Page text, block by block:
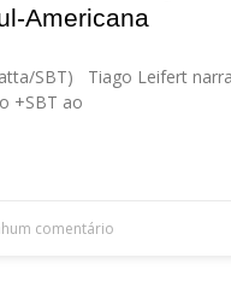
Americana
SBT) Tiago Leifert
+SBT ao
comentário